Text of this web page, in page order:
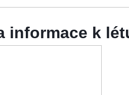
informace k